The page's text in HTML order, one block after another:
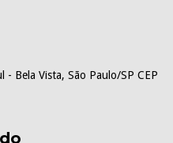
- Bela Vista, São Paulo/SP CEP